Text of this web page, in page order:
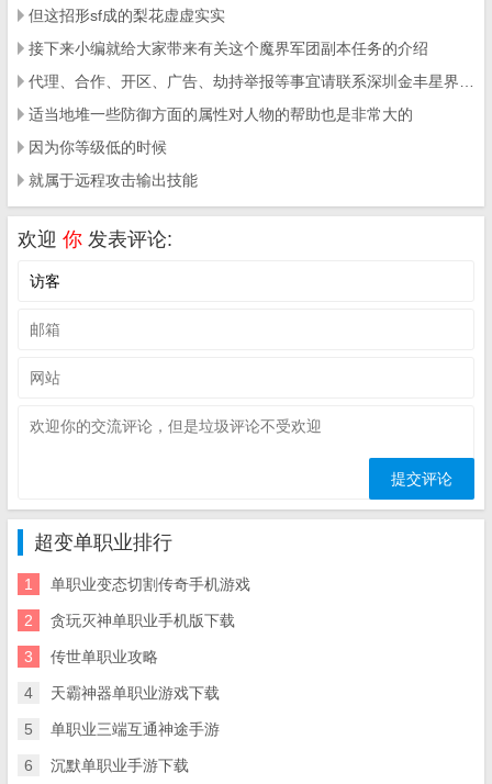
但这招形sf成的梨花虚虚实实
接下来小编就给大家带来有关这个魔界军团副本任务的介绍
适当地堆一些防御方面的属性对人物的帮助也是非常大的
因为你等级低的时候
就属于远程攻击输出技能
欢迎 你 发表评论:
超变单职业排行
1 单职业变态切割传奇手机游戏
2 贪玩灭神单职业手机版下载
3 传世单职业攻略
4 天霸神器单职业游戏下载
5 单职业三端互通神途手游
6 沉默单职业手游下载